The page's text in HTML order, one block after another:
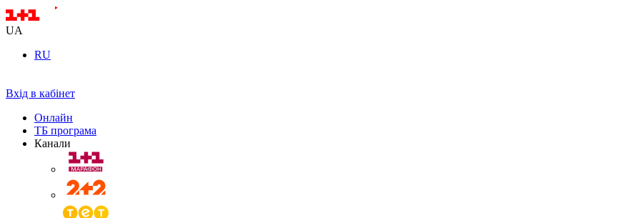
UA
RU
Вхід в кабінет
Онлайн
ТБ програма
Канали